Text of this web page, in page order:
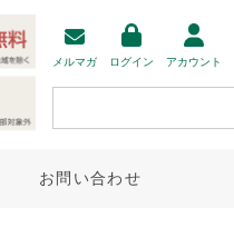
メルマガ ログイン アカウント
お問い合わせ